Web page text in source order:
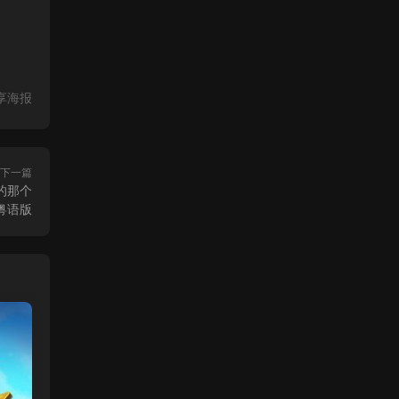
海报
下一篇
那个
语版